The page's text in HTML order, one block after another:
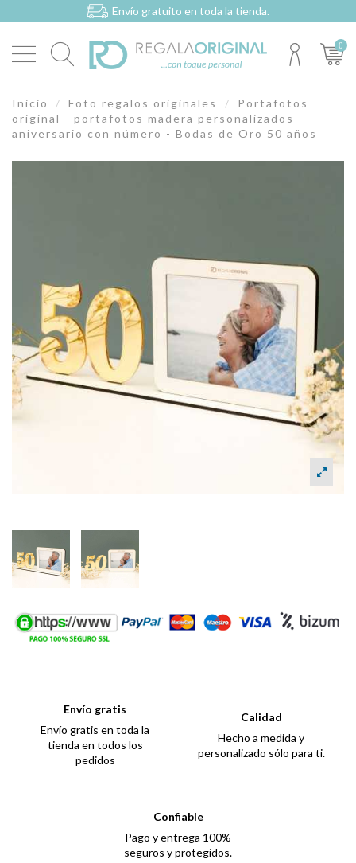
Envío gratuito en toda la tienda.
0
Inicio Foto regalos originales
Portafotos
original - portafotos madera personalizados
aniversario con número - Bodas de Oro 50 años
Envío gratis
Envío gratis en toda la
tienda en todos los
pedidos
Calidad
Hecho a medida y
personalizado sólo para ti.
Confiable
Pago y entrega 100%
seguros y protegidos.